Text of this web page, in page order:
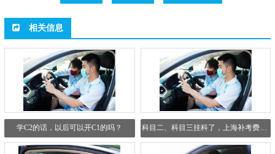
相关信息
学C2的话，以后可以开C1的吗？ 科目二、科目三挂科了，上海补考费多少？最多能补考几...